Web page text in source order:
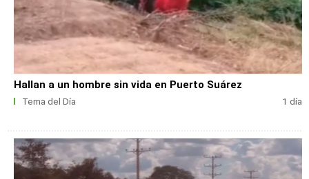
Hallan a un hombre sin vida en Puerto Suárez
Tema del Día 1 día